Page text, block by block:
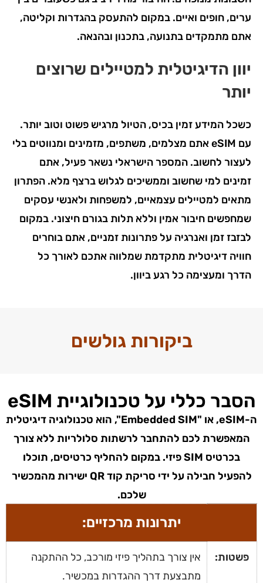
ערים, חופים ואיים. במקום להתעסק בהגדרות וקליטה,
אתם מתמקדים בתנועה, בתכנון ובהנאה.
יוון הדיגיטלית למטיילים שרוצים
יותר
כשכל המידע זמין בכיס, הטיול מרגיש פשוט וטוב יותר.
עם eSIM אתם מצלמים, משתפים, מזמינים ומנווטים בלי
לעצור לחשוב. המספר הישראלי נשאר פעיל, אתם
זמינים למי שחשוב וממשיכים לגלוש ברצף מלא. הפתרון
מתאים למטיילים עצמאיים, למשפחות ולאנשי עסקים
שמחפשים חיבור אמין וללא תלות בגורם חיצוני. במקום
לבזבז זמן ואנרגיה על פתרונות זמניים, אתם בוחרים
חוויה דיגיטלית מתקדמת שמלווה אתכם לאורך כל
הדרך ומעצימה כל רגע ביוון.
ביקורות גולשים
הסבר כללי על טכנולוגיית eSIM
ה-eSIM, או "Embedded SIM", הוא טכנולוגיה דיגיטלית
המאפשרת לכם להתחבר לרשתות סלולריות ללא צורך
בכרטיס SIM פיזי. במקום להחליף כרטיסים, תוכלו
להפעיל חבילה על ידי סריקת קוד QR ישירות מהמכשיר
שלכם.
יתרונות מרכזיים:
פשטות:
אין צורך בתהליך פיזי מורכב, כל ההתקנה
מתבצעת דרך ההגדרות במכשיר.